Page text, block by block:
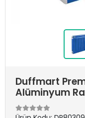
Duffmart
Alüminyum